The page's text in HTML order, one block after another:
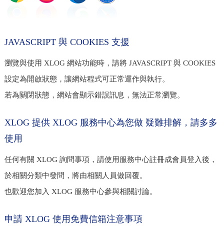
JAVASCRIPT 與 COOKIES 支援
瀏覽與使用 XLOG 網站功能時，請將 JAVASCRIPT 與 COOKIES
設定為開啟狀態，讓網站程式可正常運作與執行。
若為關閉狀態，網站會顯示錯誤訊息，無法正常瀏覽。
XLOG 提供 XLOG 服務中心為您做 疑難排解，請多多
使用
任何有關 XLOG 詢問事項，請使用服務中心註冊成會員登入後，
於相關分類中發問，將由相關人員做回覆。
也歡迎您加入 XLOG 服務中心參與相關討論。
申請 XLOG 使用免費信箱注意事項